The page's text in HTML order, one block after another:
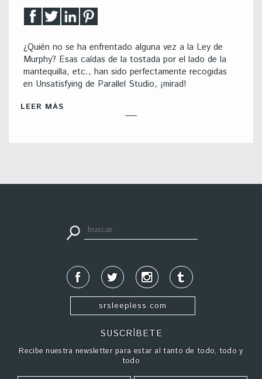
¿Quién no se ha enfrentado alguna vez a la Ley de
Murphy? Esas caídas de la tostada por el lado de la
mantequilla, etc., han sido perfectamente recogidas
en Unsatisfying de Parallel Studio, ¡mirad!
LEER MÁS
srsleepless.com
SUSCRÍBETE
Recibe nuestra newsletter para estar al tanto de todo, todo y
todo